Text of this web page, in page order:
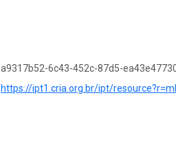
a9317b52-6c43-452c-87d5-
https://ipt1.cria.org.br/ipt/